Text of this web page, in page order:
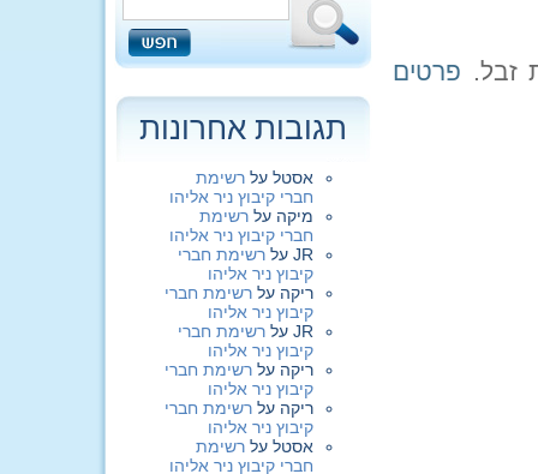
פרטים
תגובות אחרונות
אסטל על רשימת
חברי קיבוץ ניר אליהו
מיקה על רשימת
חברי קיבוץ ניר אליהו
JR על רשימת חברי
קיבוץ ניר אליהו
ריקה על רשימת חברי
קיבוץ ניר אליהו
JR על רשימת חברי
קיבוץ ניר אליהו
ריקה על רשימת חברי
קיבוץ ניר אליהו
ריקה על רשימת חברי
קיבוץ ניר אליהו
אסטל על רשימת
חברי קיבוץ ניר אליהו